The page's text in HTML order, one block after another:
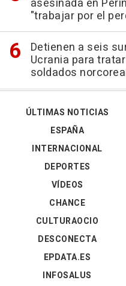
asesinada en
"trabajar por el
Detienen a seis
Ucrania para
soldados
ÚLTIMAS NOTICIAS
ESPAÑA
INTERNACIONAL
DEPORTES
VÍDEOS
CHANCE
CULTURAOCIO
DESCONECTA
EPDATA.ES
INFOSALUS